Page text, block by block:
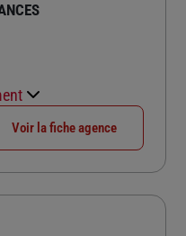
Voir la fiche agence